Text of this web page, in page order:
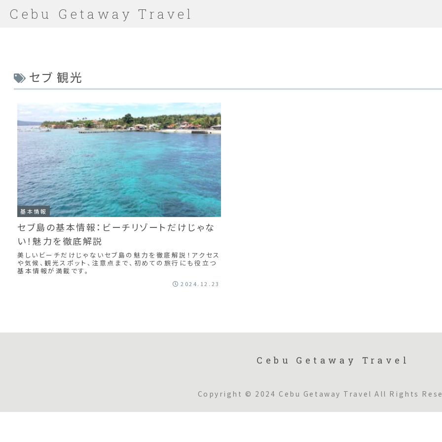
Cebu Getaway Travel
セブ 観光
基本情報
セブ島の基本情報：ビーチリゾートだけじゃな
い！魅力を徹底解説
美しいビーチだけじゃないセブ島の魅力を徹底解説！アクセス
や気候、観光スポット、注意点まで、初めての旅行にも役立つ
基本情報が満載です。
2024.12.23
Cebu Getaway Travel
Copyright © 2024 Cebu Getaway Travel All Rights